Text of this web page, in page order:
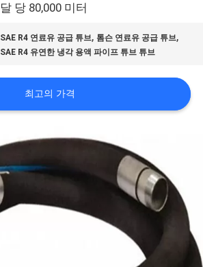
달 당 80,000 미터
SAE R4 연료유 공급 튜브, 톰슨 연료유 공급 튜브,
SAE R4 유연한 냉각 용액 파이프 튜브 튜브
최고의 가격